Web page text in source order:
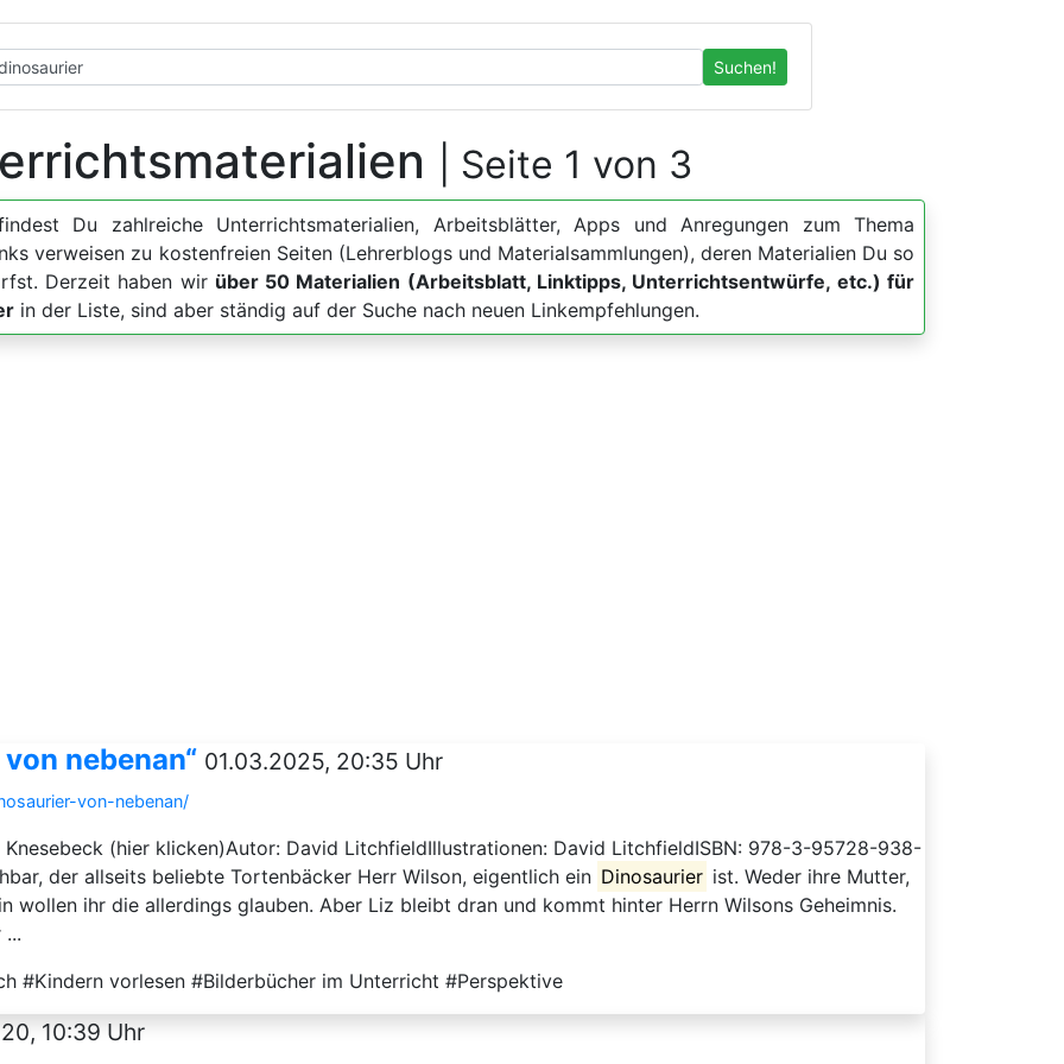
Suchen!
| Seite 1 von 3
Du zahlreiche Unterrichtsmaterialien, Arbeitsblätter, Apps und Anregungen zum Thema
verweisen zu kostenfreien Seiten (Lehrerblogs und Materialsammlungen), deren Materialien Du so
Derzeit haben wir über 50 Materialien (Arbeitsblatt, Linktipps, Unterrichtsentwürfe, etc.) für
in der Liste, sind aber ständig auf der Suche nach neuen Linkempfehlungen.
nebenan“ 01.03.2025, 20:35 Uhr
von-nebenan/
Knesebeck (hier klicken)Autor: David LitchfieldIllustrationen: David LitchfieldISBN: 978-3-95728-938-
der allseits beliebte Tortenbäcker Herr Wilson, eigentlich ein Dinosaurier ist. Weder ihre Mutter,
wollen ihr die allerdings glauben. Aber Liz bleibt dran und kommt hinter Herrn Wilsons Geheimnis.
#Kindern vorlesen #Bilderbücher im Unterricht #Perspektive
10:39 Uhr